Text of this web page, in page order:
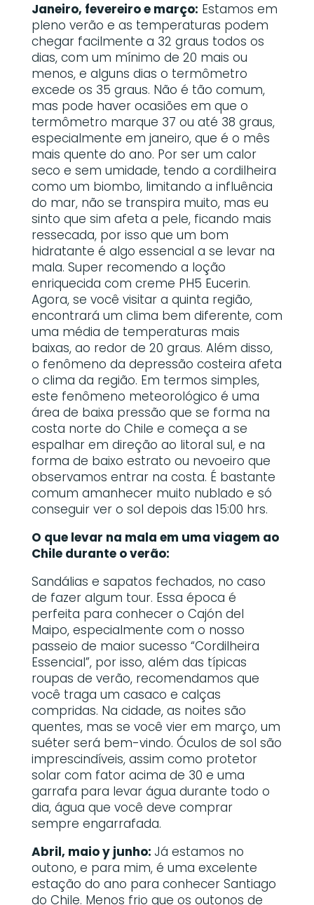
Janeiro, fevereiro e março: Estamos em
pleno verão e as temperaturas podem
chegar facilmente a 32 graus todos os
dias, com um mínimo de 20 mais ou
menos, e alguns dias o termômetro
excede os 35 graus. Não é tão comum,
mas pode haver ocasiões em que o
termômetro marque 37 ou até 38 graus,
especialmente em janeiro, que é o mês
mais quente do ano. Por ser um calor
seco e sem umidade, tendo a cordilheira
como um biombo, limitando a influência
do mar, não se transpira muito, mas eu
sinto que sim afeta a pele, ficando mais
ressecada, por isso que um bom
hidratante é algo essencial a se levar na
mala. Super recomendo a loção
enriquecida com creme PH5 Eucerin.
Agora, se você visitar a quinta região,
encontrará um clima bem diferente, com
uma média de temperaturas mais
baixas, ao redor de 20 graus. Além disso,
o fenômeno da depressão costeira afeta
o clima da região. Em termos simples,
este fenômeno meteorológico é uma
área de baixa pressão que se forma na
costa norte do Chile e começa a se
espalhar em direção ao litoral sul, e na
forma de baixo estrato ou nevoeiro que
observamos entrar na costa. É bastante
comum amanhecer muito nublado e só
conseguir ver o sol depois das 15:00 hrs.
O que levar na mala em uma viagem ao
Chile durante o verão:
Sandálias e sapatos fechados, no caso
de fazer algum tour. Essa época é
perfeita para conhecer o Cajón del
Maipo, especialmente com o nosso
passeio de maior sucesso “Cordilheira
Essencial”, por isso, além das típicas
roupas de verão, recomendamos que
você traga um casaco e calças
compridas. Na cidade, as noites são
quentes, mas se você vier em março, um
suéter será bem-vindo. Óculos de sol são
imprescindíveis, assim como protetor
solar com fator acima de 30 e uma
garrafa para levar água durante todo o
dia, água que você deve comprar
sempre engarrafada.
Abril, maio y junho: Já estamos no
outono, e para mim, é uma excelente
estação do ano para conhecer Santiago
do Chile. Menos frio que os outonos de